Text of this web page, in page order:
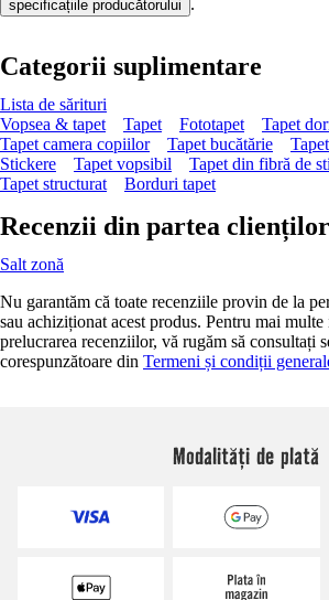
specificațiile producătorului .
Categorii suplimentare
Lista de sărituri
Vopsea & tapet
Tapet Fototapet Tapet
Tapet camera copiilor
Tapet bucătărie
Stickere
Tapet vopsibil Tapet din fibră de
Tapet structurat
Borduri tapet
Recenzii din partea clienților
Salt zonă
Nu garantăm că toate recenziile provin de la
sau achiziționat acest produs. Pentru mai
prelucrarea recenziilor, vă rugăm să consultați
corespunzătoare din Termeni și condiții
Modalități de plată